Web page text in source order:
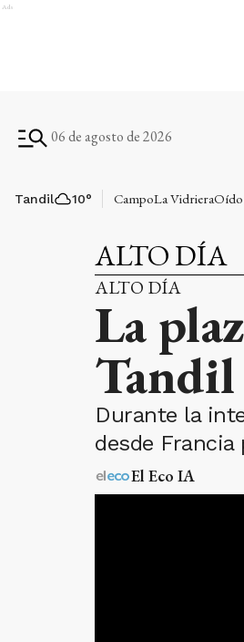
Ads
06 de agosto de 2026
Tandil 10° CampoLa Vidriera
ALTO DÍA
ALTO DÍA
La
Tandil
Durante la
desde
El Eco IA